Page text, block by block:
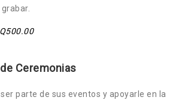
Ceremonias
parte de sus eventos y apoyarle en la